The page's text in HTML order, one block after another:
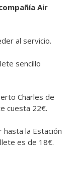
Air
al servicio.
sencillo
Charles de
cuesta 22€.
la Estación
es de 18€.